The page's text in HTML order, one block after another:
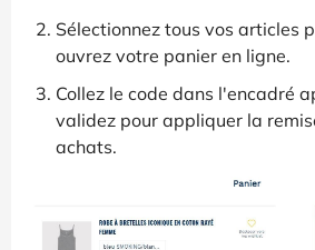
Sélectionnez tous vos articles
ouvrez votre panier en ligne.
Collez le code dans l'encadré
validez pour appliquer la
achats.